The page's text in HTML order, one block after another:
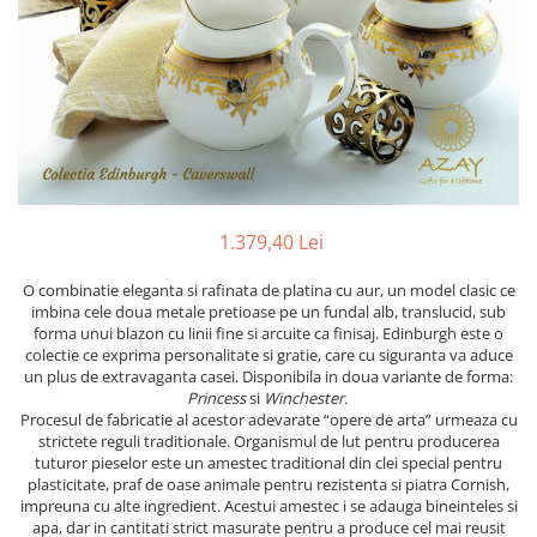
SUB 500
SUB 200
SUB 1000
SUB 2000
SUB 3000
SUB 5000
PRODUSE
CĂNI
ACCESORII PENTRU MASĂ
SET CEAI &AMP; DESERT
CEASURI DE INTERIOR
OBIECTE DECORATIVE
VAZE DECORATIVE
PRODUSE PENTRU CURĂŢAT
ACCESORII DECORATIVE
SETURI DE CAFEA
BRANDURI
ROYAL ALBERT
AZAY CASA
JL COQUET
PORTMEIRION
VILLA ALTACHIARA
PIP STUDIO
COLECȚII
MIRANDA KERR
NEW COUNTRY ROSES PINK
ROSECONFETTI
POLKA ROSE
BOXE
CORPURI DE ILUMINAT
TROFEE
BRANDURI
WATERFORD
VALENTI
SALVIATI
ROYAL ALBERT
PORTMEIRION
AZAY CASA
CHINELLI
COLECTII
BOURGOGNE
LUXE
SETURI PENTRU CAVIAR
PAHARE SI CANI
ACCESORII BIROU
SUPORTURI PENTRU PRAJITURI
CASETE DE BIJUTERII
BRANDURI
ARTHUR PRICE OF ENGLAND
CHINELLI
AZAY CASA
VERA WANG
WEDGWOOD
ROYAL DOULTON
COLECTII
GOCCIA
1.379,40 Lei
O combinatie eleganta si rafinata de platina cu aur, un model clasic ce
imbina cele doua metale pretioase pe un fundal alb, translucid, sub
forma unui blazon cu linii fine si arcuite ca finisaj. Edinburgh este o
colectie ce exprima personalitate si gratie, care cu siguranta va aduce
un plus de extravaganta casei. Disponibila in doua variante de forma:
Princesssi Winchester.
Procesul de fabricatie al acestor adevarate “opere de arta” urmeaza cu
strictete reguli traditionale. Organismul de lut pentru producerea
tuturor pieselor este un amestec traditional din clei special pentru
plasticitate, praf de oase animale pentru rezistenta si piatra Cornish,
impreuna cu alte ingredient. Acestui amestec i se adauga bineinteles si
apa, dar in cantitati strict masurate pentru a produce cel mai reusit